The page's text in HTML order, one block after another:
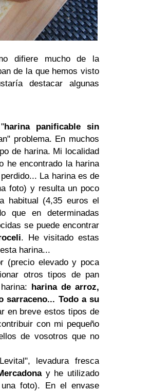
difiere mucho de la
de la que hemos visto
destacar algunas
harina panificable sin
problema. En muchos
de harina. Mi localidad
he encontrado la harina
La harina es de
foto) y resulta un poco
habitual (4,35 euros el
que en determinadas
se puede encontrar
. He visitado estas
harina...
(precio elevado y poca
otros tipos de pan
harina de arroz,
sarraceno... Todo a su
en breve estos tipos de
con mi pequeño
de vosotros que no
levadura fresca
y he utilizado
foto). En el envase